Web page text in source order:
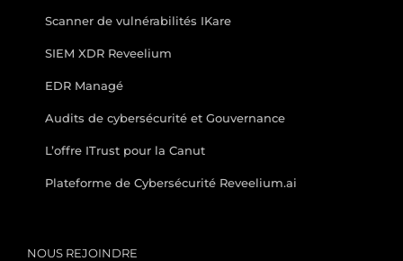
Scanner de vulnérabilités IKare
SIEM XDR Reveelium
EDR Managé
Audits de cybersécurité et Gouvernance
L’offre ITrust pour la Canut
Plateforme de Cybersécurité Reveelium.ai
NOUS REJOINDRE